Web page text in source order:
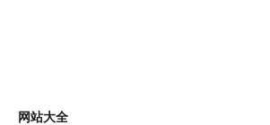
网站大全